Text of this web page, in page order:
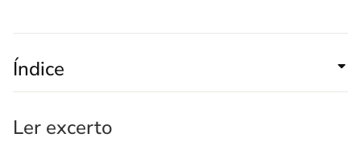
Índice
Ler excerto